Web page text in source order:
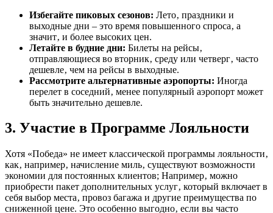
Избегайте пиковых сезонов: Лето‚ праздники и
выходные дни – это время повышенного спроса‚ а
значит‚ и более высоких цен.
Летайте в будние дни: Билеты на рейсы‚
отправляющиеся во вторник‚ среду или четверг‚ часто
дешевле‚ чем на рейсы в выходные.
Рассмотрите альтернативные аэропорты: Иногда
перелет в соседний‚ менее популярный аэропорт может
быть значительно дешевле.
3. Участие в Программе Лояльности
Хотя «Победа» не имеет классической программы лояльности‚
как‚ например‚ начисление миль‚ существуют возможности
экономии для постоянных клиентов; Например‚ можно
приобрести пакет дополнительных услуг‚ который включает в
себя выбор места‚ провоз багажа и другие преимущества по
сниженной цене. Это особенно выгодно‚ если вы часто